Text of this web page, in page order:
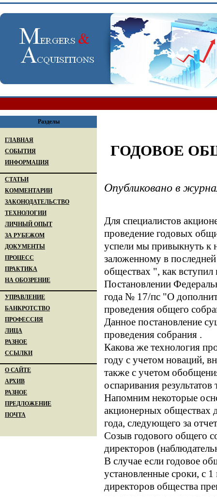
Разделы
ГЛАВНАЯ
СОБЫТИЯ
ИНФОРМАЦИЯ
СТАТЬИ
КОММЕНТАРИИ
ЗАКОНОДАТЕЛЬСТВО
ТЕХНОЛОГИИ
ЛИЧНЫЙ ОПЫТ
ЗА РУБЕЖОМ
ДОКУМЕНТЫ
ПРОЦЕСС
ПРАКТИКА
НА ОБОЗРЕНИЕ
УПРАВЛЕНИЕ
БАНКРОТСТВО
ПРОФЕССИЯ
ЛИЦА
РАЗНОЕ
ССЫЛКИ
О САЙТЕ
АРХИВ
РАЗНОЕ
ПРЕДЛОЖЕНИЕ
ПОЧТА
ГОДОВОЕ
Опубликовано в
Для специалистов
проведение годовых
успели мы привыкнуть к
заложенному в
обществах ", как
Постановлении
года № 17/пс "О
проведения общего
Данное постановление
проведения собрания .
Какова же технология
году с учетом новаций,
также с учетом
оспаривания результатов
Напомним некоторые
акционерных обществах
года, следующего за
Созыв годового общего
директоров
В случае если годовое
установленные сроки, с
директоров общества